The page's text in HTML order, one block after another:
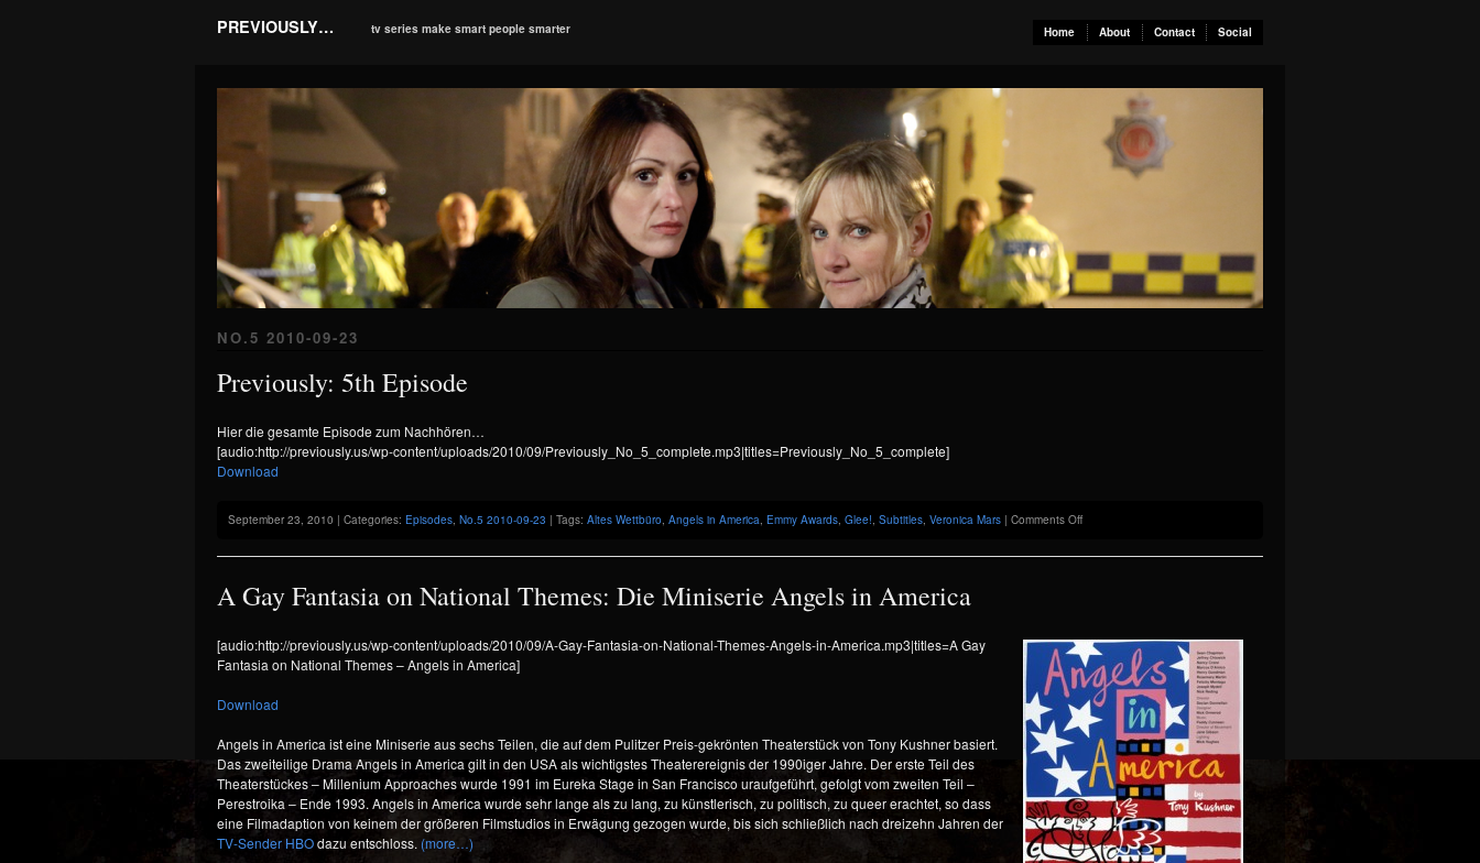
PREVIOUSLY… tv series make smart people smarter Home About Contact Social
NO.5 2010-09-23
Previously: 5th Episode
Hier die gesamte Episode zum Nachhören…
[audio:http://previously.us/wp-content/uploads/2010/09/Previously_No_5_complete.mp3|titles=Previously_No_5_complete]
Download
September 23, 2010 | Categories: Episodes, No.5 2010-09-23 | Tags: Altes Wettbüro, Angels in America, Emmy Awards, Glee!, Subtitles, Veronica Mars | Comments Offon
A Gay Fantasia on National Themes: Die Miniserie Angels in America
[audio:http://previously.us/wp-content/uploads/2010/09/A-Gay-Fantasia-on-National-Themes-Angels-in-America.mp3|titles=A Gay
Fantasia on National Themes – Angels in America]
Download
Angels in America ist eine Miniserie aus sechs Teilen, die auf dem Pulitzer Preis-gekrönten Theaterstück von Tony Kushner basiert.
Das zweiteilige Drama Angels in America gilt in den USA als wichtigstes Theaterereignis der 1990iger Jahre. Der erste Teil des
Theaterstückes – Millenium Approaches wurde 1991 im Eureka Stage in San Francisco uraufgeführt, gefolgt vom zweiten Teil –
Perestroika – Ende 1993. Angels in America wurde sehr lange als zu lang, zu künstlerisch, zu politisch, zu queer erachtet, so dass
eine Filmadaption von keinem der größeren Filmstudios in Erwägung gezogen wurde, bis sich schließlich nach dreizehn Jahren der
TV-Sender HBOdazu entschloss. (more…)